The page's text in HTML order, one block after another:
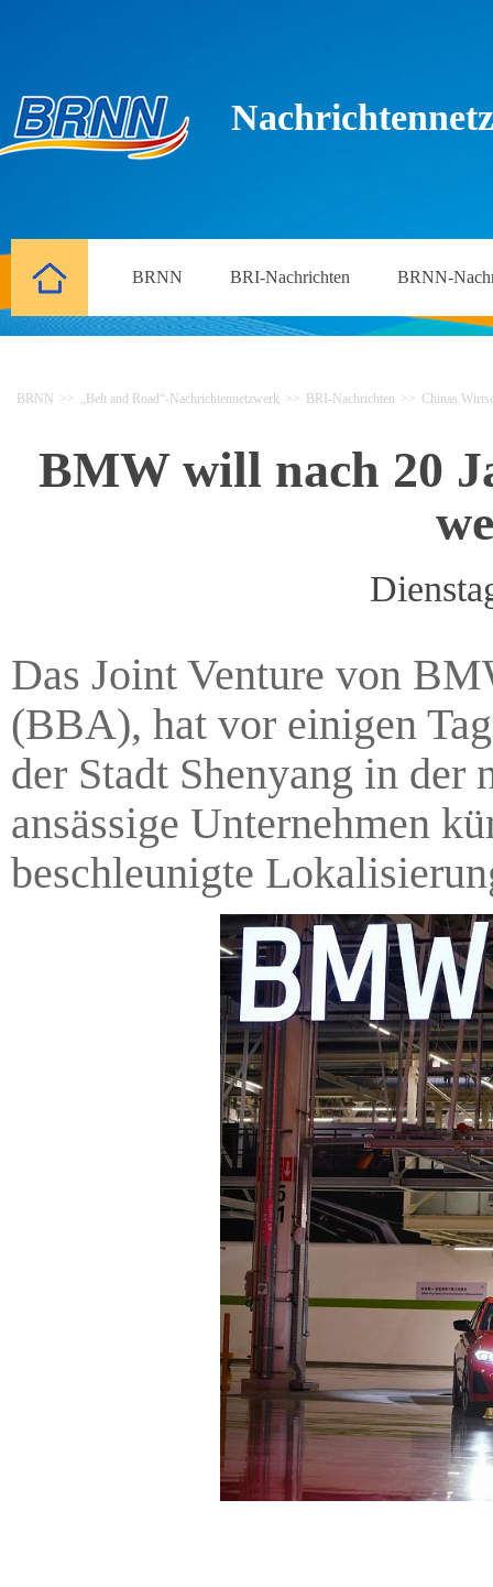
BRNN BRI-Nachrichten BRNN-
BRNN >> „Belt and Road“-Nachrichtennetzwerk >> BRI-Nachrichten >> Chinas
BMW will nach 20
Das Joint Venture von
(BBA), hat vor einigen
der Stadt Shenyang in
ansässige Unternehmen
beschleunigte